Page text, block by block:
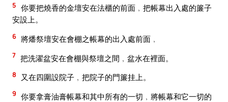
5 你要把燒香的金壇安在法櫃的前面﹐把帳幕出入處的簾子
安設上。
6 將燔祭壇安在會棚之帳幕的出入處前面﹐
7 把洗濯盆安在會棚與祭壇之間﹐盆水在裡面。
8 又在四圍設院子﹐把院子的門簾挂上。
9 你要拿膏油膏帳幕和其中所有的一切﹐將帳幕和它一切的